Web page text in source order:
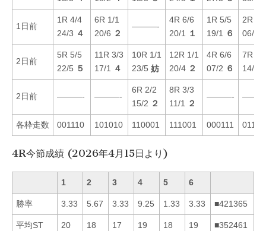
1日前
1R 4/4
24/3 ４
6R 1/1
20/6 ２
———-
4R 6/6
20/1
１
1R 5/5
19/1
６
2R 3/
06/3
2日前
5R 5/5
22/5 ５
11R 3/3
17/1
４
10R 1/1
23/5 妨
12R 1/1
20/4 ２
4R 6/6
07/2 ６
7R 2/
14/2
2日前 ———- ———-
6R 2/2
15/2 ２
8R 3/3
11/1
２
———-
各枠走数 001110 101010 110001 111001 000111
4R今節成績 (2026年4月15日より)
1 2 3 4 5 6
勝率 3.33 5.67 3.33 9.25 1.33 3.33 ■421365
平均ST 20 18 17 19 18 19 ■352461